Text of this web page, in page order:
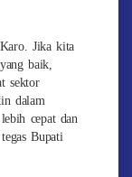
Jika kita
baik,
sektor
dalam
cepat dan
Bupati